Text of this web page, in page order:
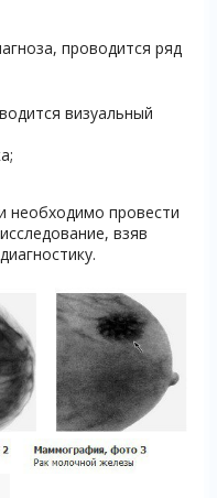
проводится ряд
визуальный
необходимо провести
взяв